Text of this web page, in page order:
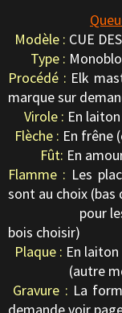
Modèle : CUE
Type :
Procédé : Elk
marque sur
Virole : En
Flèche : En frêne
Fût: En
Flamme : Les
sont au choix (bas
pour les
bois choisir)
Plaque : En
(autre model
Gravure : La